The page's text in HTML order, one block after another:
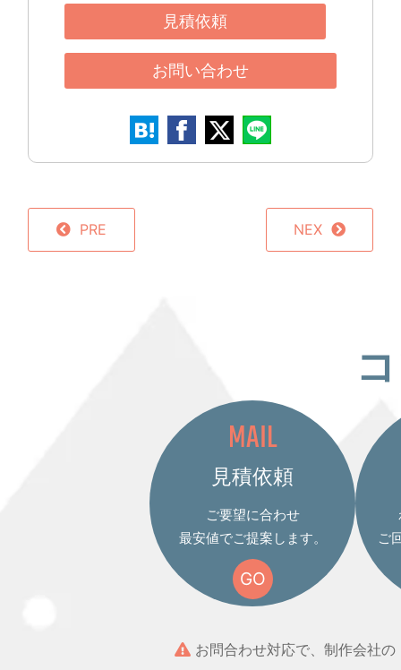
見積依頼
お問い合わせ
PRE NEX
MAIL
見積依頼
ご要望に合わせ
最安値でご提案します。
GO
ご
お問合わせ対応で、制作会社の